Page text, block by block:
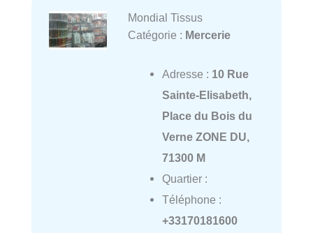
Mondial Tissus
Catégorie : Mercerie
Adresse : 10 Rue
Sainte-Elisabeth,
Place du Bois du
Verne ZONE DU,
71300 M
Quartier :
Téléphone :
+33170181600